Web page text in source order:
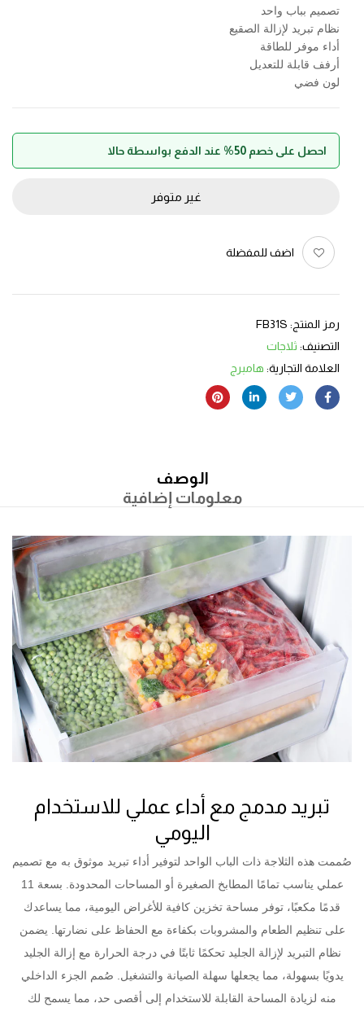
تصميم بباب واحد
نظام تبريد لإزالة الصقيع
أداء موفر للطاقة
أرفف قابلة للتعديل
لون فضي
احصل على خصم 50% عند الدفع بواسطة حالا
غير متوفر
اضف للمفضلة
رمز المنتج: FB31S
التصنيف: ثلاجات
العلامة التجارية: هامبرج
الوصف
معلومات إضافية
تبريد مدمج مع أداء عملي للاستخدام
اليومي
صُممت هذه الثلاجة ذات الباب الواحد لتوفير أداء تبريد موثوق به مع تصميم
عملي يناسب تمامًا المطابخ الصغيرة أو المساحات المحدودة. بسعة 11
قدمًا مكعبًا، توفر مساحة تخزين كافية للأغراض اليومية، مما يساعدك
على تنظيم الطعام والمشروبات بكفاءة مع الحفاظ على نضارتها. يضمن
نظام التبريد لإزالة الجليد تحكمًا ثابتًا في درجة الحرارة مع إزالة الجليد
يدويًا بسهولة، مما يجعلها سهلة الصيانة والتشغيل. صُمم الجزء الداخلي
منه لزيادة المساحة القابلة للاستخدام إلى أقصى حد، مما يسمح لك